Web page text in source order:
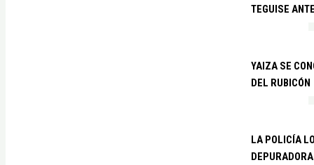
TEGUISE
YAIZA SE
DEL RUBICÓN
LA POLICÍA